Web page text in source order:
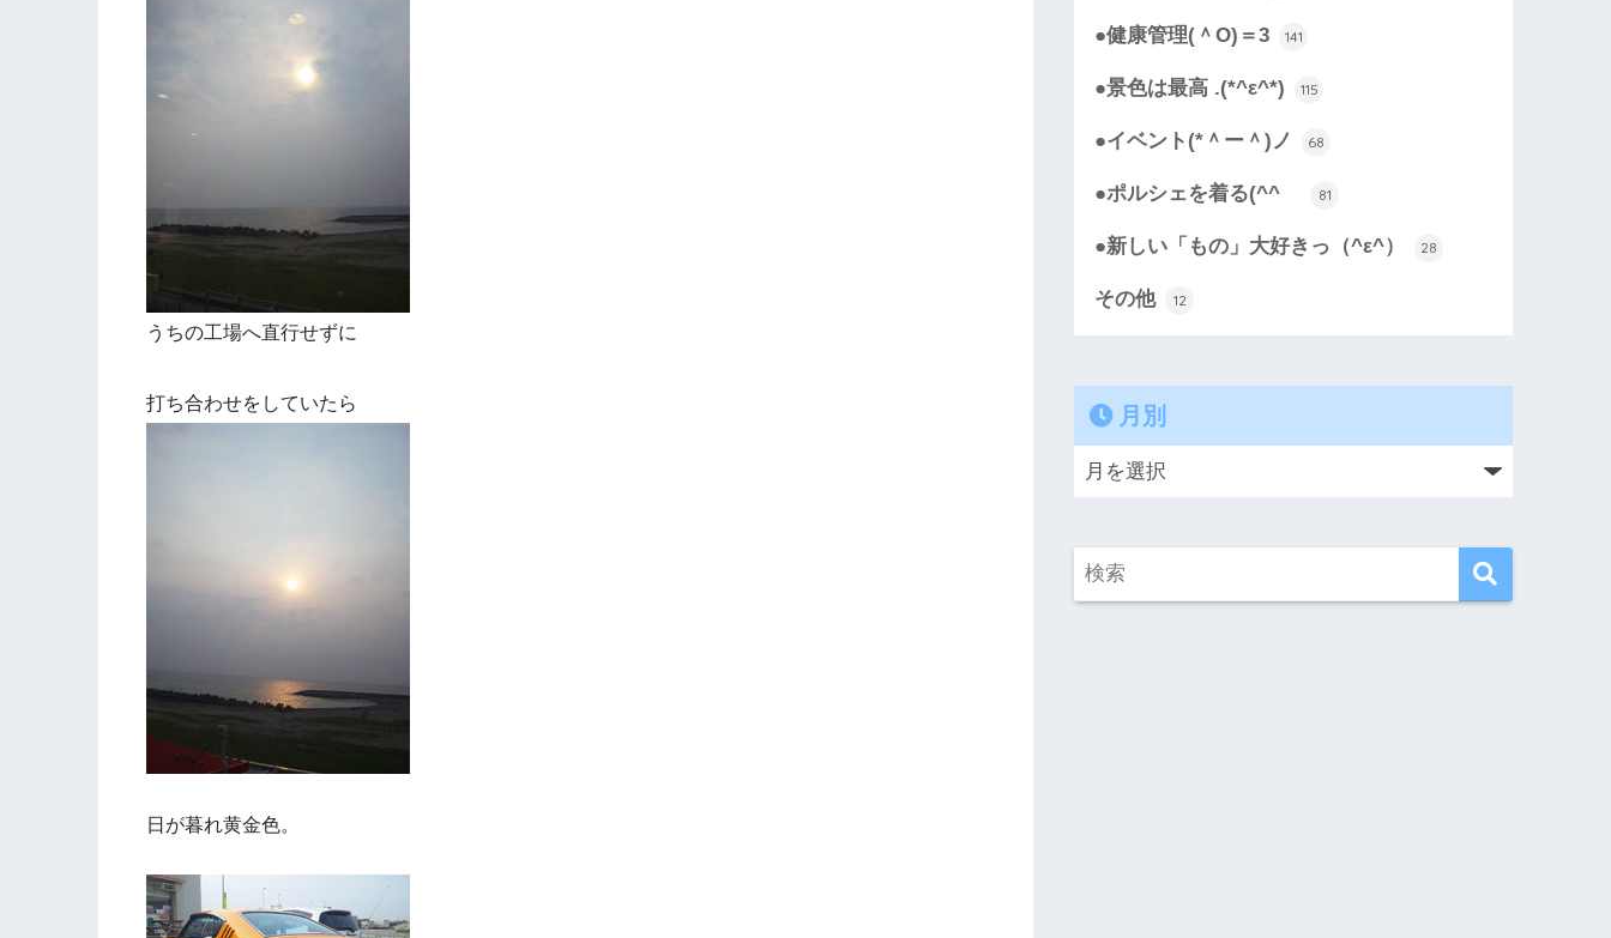
うちの工場へ直行せずに
打ち合わせをしていたら
日が暮れ黄金色。
●健康管理(＾O)＝3 141
●景色は最高 .(*^ε^*) 115
●イベント(*＾ー＾)ノ 68
●ポルシェを着る(^^ゞ 81
●新しい「もの」大好きっ（^ε^） 28
その他 12
月別